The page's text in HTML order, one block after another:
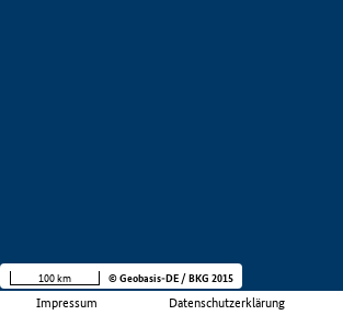
Impressum Datenschutzerklärung
100 km © Geobasis-DE / BKG 2015